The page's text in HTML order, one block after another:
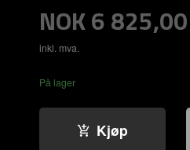
Pris
NOK6 825,00
inkl. mva.
På lager
Kjøp